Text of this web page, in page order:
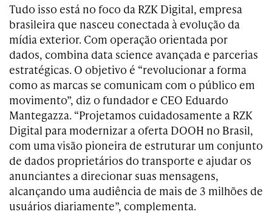
Tudo isso está no foco da RZK Digital, empresa
brasileira que nasceu conectada à evolução da
mídia exterior. Com operação orientada por
dados, combina data science avançada e parcerias
estratégicas. O objetivo é “revolucionar a forma
como as marcas se comunicam com o público em
movimento”, diz o fundador e CEO Eduardo
Mantegazza. “Projetamos cuidadosamente a RZK
Digital para modernizar a oferta DOOH no Brasil,
com uma visão pioneira de estruturar um conjunto
de dados proprietários do transporte e ajudar os
anunciantes a direcionar suas mensagens,
alcançando uma audiência de mais de 3 milhões de
usuários diariamente”, complementa.